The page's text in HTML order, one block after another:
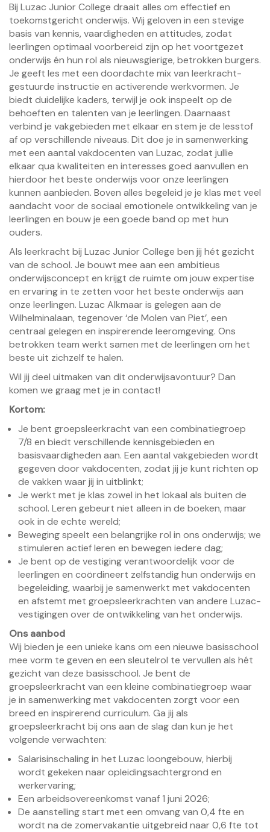
Bij Luzac Junior College draait alles om effectief en
toekomstgericht onderwijs. Wij geloven in een stevige
basis van kennis, vaardigheden en attitudes, zodat
leerlingen optimaal voorbereid zijn op het voortgezet
onderwijs én hun rol als nieuwsgierige, betrokken burgers.
Je geeft les met een doordachte mix van leerkracht-
gestuurde instructie en activerende werkvormen. Je
biedt duidelijke kaders, terwijl je ook inspeelt op de
behoeften en talenten van je leerlingen. Daarnaast
verbind je vakgebieden met elkaar en stem je de lesstof
af op verschillende niveaus. Dit doe je in samenwerking
met een aantal vakdocenten van Luzac, zodat jullie
elkaar qua kwaliteiten en interesses goed aanvullen en
hierdoor het beste onderwijs voor onze leerlingen
kunnen aanbieden. Boven alles begeleid je je klas met veel
aandacht voor de sociaal emotionele ontwikkeling van je
leerlingen en bouw je een goede band op met hun
ouders.
Als leerkracht bij Luzac Junior College ben jij hét gezicht
van de school. Je bouwt mee aan een ambitieus
onderwijsconcept en krijgt de ruimte om jouw expertise
en ervaring in te zetten voor het beste onderwijs aan
onze leerlingen. Luzac Alkmaar is gelegen aan de
Wilhelminalaan, tegenover ‘de Molen van Piet’, een
centraal gelegen en inspirerende leeromgeving. Ons
betrokken team werkt samen met de leerlingen om het
beste uit zichzelf te halen.
Wil jij deel uitmaken van dit onderwijsavontuur? Dan
komen we graag met je in contact!
Kortom:
Je bent groepsleerkracht van een combinatiegroep
7/8 en biedt verschillende kennisgebieden en
basisvaardigheden aan. Een aantal vakgebieden wordt
gegeven door vakdocenten, zodat jij je kunt richten op
de vakken waar jij in uitblinkt;
Je werkt met je klas zowel in het lokaal als buiten de
school. Leren gebeurt niet alleen in de boeken, maar
ook in de echte wereld;
Beweging speelt een belangrijke rol in ons onderwijs; we
stimuleren actief leren en bewegen iedere dag;
Je bent op de vestiging verantwoordelijk voor de
leerlingen en coördineert zelfstandig hun onderwijs en
begeleiding, waarbij je samenwerkt met vakdocenten
en afstemt met groepsleerkrachten van andere Luzac-
vestigingen over de ontwikkeling van het onderwijs.
Ons aanbod
Wij bieden je een unieke kans om een nieuwe basisschool
mee vorm te geven en een sleutelrol te vervullen als hét
gezicht van deze basisschool. Je bent de
groepsleerkracht van een kleine combinatiegroep waar
je in samenwerking met vakdocenten zorgt voor een
breed en inspirerend curriculum. Ga jij als
groepsleerkracht bij ons aan de slag dan kun je het
volgende verwachten:
Salarisinschaling in het Luzac loongebouw, hierbij
wordt gekeken naar opleidingsachtergrond en
werkervaring;
Een arbeidsovereenkomst vanaf 1 juni 2026;
De aanstelling start met een omvang van 0,4 fte en
wordt na de zomervakantie uitgebreid naar 0,6 fte tot